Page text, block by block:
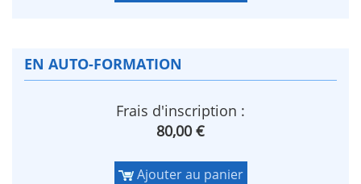
EN AUTO-FORMATION
Frais d'inscription :
80,00 €
Ajouter au panier